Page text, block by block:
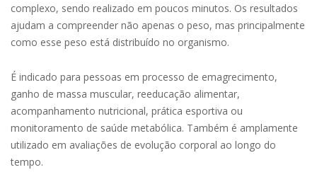
complexo, sendo realizado em poucos minutos. Os resultados
ajudam a compreender não apenas o peso, mas principalmente
como esse peso está distribuído no organismo.
É indicado para pessoas em processo de emagrecimento,
ganho de massa muscular, reeducação alimentar,
acompanhamento nutricional, prática esportiva ou
monitoramento de saúde metabólica. Também é amplamente
utilizado em avaliações de evolução corporal ao longo do
tempo.